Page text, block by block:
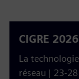
CIGRE 2026
La
réseau | 23-